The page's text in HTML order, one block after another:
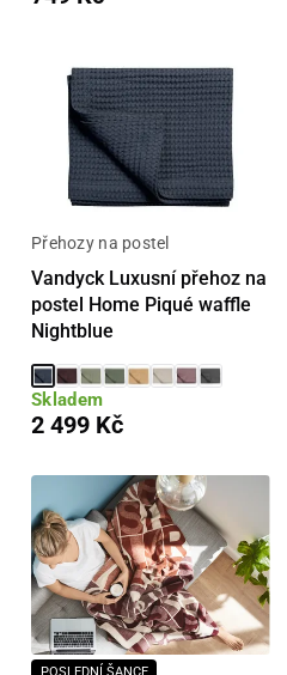
Přehozy na postel
Vandyck Luxusní přehoz na
postel Home Piqué waffle
Nightblue
Skladem
2 499 Kč